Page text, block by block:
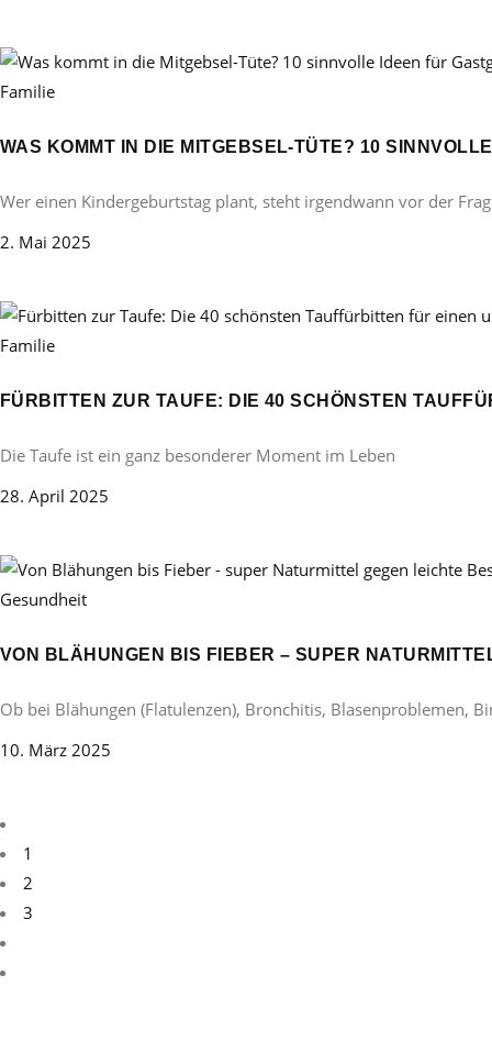
Familie
WAS KOMMT IN DIE MITGEBSEL-TÜTE? 10
Wer einen Kindergeburtstag plant, steht irgendwann vor der
2. Mai 2025
Familie
FÜRBITTEN ZUR TAUFE: DIE 40 SCHÖNSTEN
Die Taufe ist ein ganz besonderer Moment im Leben
28. April 2025
Gesundheit
VON BLÄHUNGEN BIS FIEBER – SUPER
Ob bei Blähungen (Flatulenzen), Bronchitis, Blasenproblemen,
10. März 2025
1
2
3